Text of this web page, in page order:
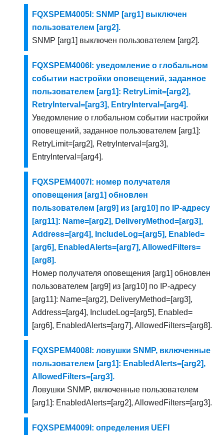
FQXSPEM4005I: SNMP [arg1] выключен
пользователем [arg2].
SNMP [arg1] выключен пользователем [arg2].
FQXSPEM4006I: уведомление о глобальном
событии настройки оповещений, заданное
пользователем [arg1]: RetryLimit=[arg2],
RetryInterval=[arg3], EntryInterval=[arg4].
Уведомление о глобальном событии настройки
оповещений, заданное пользователем [arg1]:
RetryLimit=[arg2], RetryInterval=[arg3],
EntryInterval=[arg4].
FQXSPEM4007I: номер получателя
оповещения [arg1] обновлен
пользователем [arg9] из [arg10] по IP-адресу
[arg11]: Name=[arg2], DeliveryMethod=[arg3],
Address=[arg4], IncludeLog=[arg5], Enabled=
[arg6], EnabledAlerts=[arg7], AllowedFilters=
[arg8].
Номер получателя оповещения [arg1] обновлен
пользователем [arg9] из [arg10] по IP-адресу
[arg11]: Name=[arg2], DeliveryMethod=[arg3],
Address=[arg4], IncludeLog=[arg5], Enabled=
[arg6], EnabledAlerts=[arg7], AllowedFilters=[arg8].
FQXSPEM4008I: ловушки SNMP, включенные
пользователем [arg1]: EnabledAlerts=[arg2],
AllowedFilters=[arg3].
Ловушки SNMP, включенные пользователем
[arg1]: EnabledAlerts=[arg2], AllowedFilters=[arg3].
FQXSPEM4009I: определения UEFI